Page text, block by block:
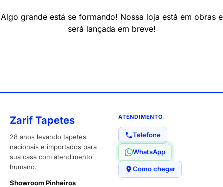
Algo grande está se formando! Nossa loja está em obras e
será lançada em breve!
Zarif Tapetes
28 anos levando tapetes
nacionais e importados para
sua casa com atendimento
humano.
Showroom Pinheiros
ATENDIMENTO
Telefone
WhatsApp
Como chegar